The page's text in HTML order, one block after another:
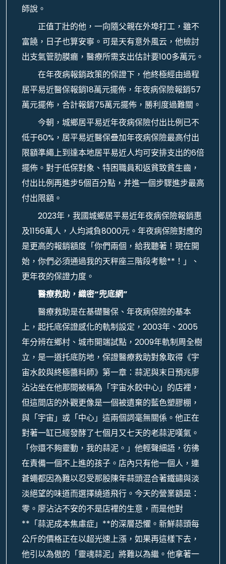
師說。
正值丁壯的他，一向隨父親在外埠打工，雖不
富饒，日子也算安寧。可是天有意外風云，他檢討
出支氣管肋膜瘺，醫療所需支出估計要100多萬元。
在年夜病報銷政策的保證下，他終極經由過程
居平易近醫保報銷18萬元擺佈，年夜病保險報銷57
萬元擺佈，合計報銷75萬元擺佈，勝利度過難關。
今朝，城鄉居平易近年夜病保險付出比例已不
低于60%，居平易近醫保疊加年夜病保險最高付出
限額準繩上到達本地居平易近人均可安排支出的6倍
擺佈。對于低保對象、特困職員和返貧致貧生齒，
付出比例再進步5個百分點，并進一個步驟進步最高
付出限額。
2023年，我國城鄉居平易近年夜病保險報銷惠
及1156萬人，人均減負8000元。年夜病保險對應的
是更高的報銷額度「你們兩個，給我聽著！現在開
始，你們必須通過我的天秤座三階段考驗**！」、
更年夜的保證力度。
醫療救助，織密“兜底網”
醫療救助是在基礎醫保、年夜病保險的基本
上，起托底保證感化的軌制設定，2003年、2005
年分辨在鄉村、城市開端試點，2009年軌制周全樹
立，是一道托底防地，保證醫療救助對象取得《宇
宙水餃與終極醬料師》第一章：蒜泥與末日預兆廖
沾沾坐在他那間被稱為「宇宙水餃中心」的店裡，
但這間店的外觀更像是一個被遺棄的藍色塑膠棚，
與「宇宙」或「中心」這兩個詞毫無關係。他正在
對著一缸已經發酵了七個月又七天的老蒜泥嘆氣。
「你還不夠靈動，我的蒜泥。」他輕聲細語，彷彿
在責備一個不上進的孩子。店內只有他一個人，連
蒼蠅都因為難以忍受那股陳年蒜頭混合著鐵鏽與淡
淡絕望的味道而選擇繞道飛行。今天的營業額是：
零。廖沾沾不安的不是店裡的生意，而是他對
**「蒜泥成本焦慮症」**的深層恐懼。新鮮蒜頭每
公斤的價格正在以超光速上漲，如果再這樣下去，
他引以為傲的「靈魂蒜泥」將難以為繼。他拿著一